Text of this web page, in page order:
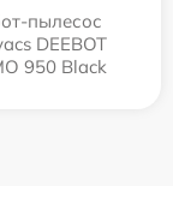
пылесос
DEEBOT
950 Black